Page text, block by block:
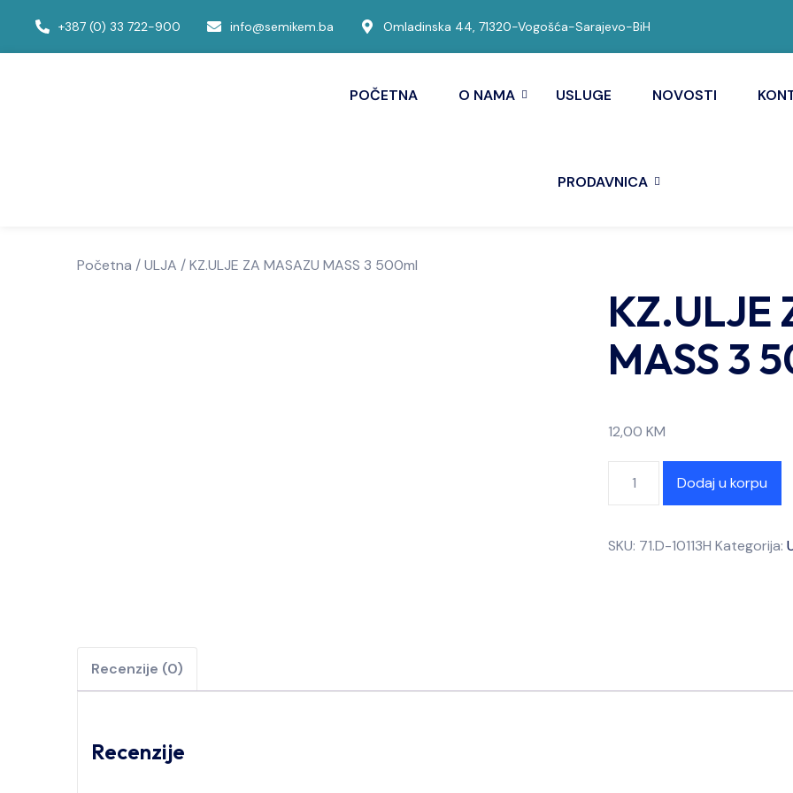
+387 (0) 33 722-900 info@semikem.ba Omladinska 44, 71320-Vogošća-Sarajevo-BiH
POČETNA O NAMA USLUGE NOVOSTI
PRODAVNICA
Početna /ULJA / KZ.ULJE ZA MASAZU MASS 3 500ml
KZ.ULJE
MASS 3
12,00 KM
Dodaj u korpu
SKU: 71.D-10113H Kategorija:
Recenzije (0)
Recenzije